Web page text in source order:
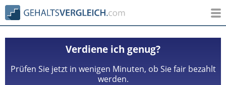
Verdiene ich genug?
Prüfen Sie jetzt in wenigen Minuten, ob Sie fair bezahlt
werden.